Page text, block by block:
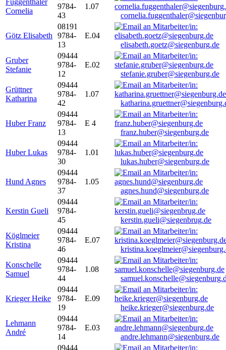
Fuggenthaler
Cornelia
9784-
43
1.07
Götz Elisabeth
08191
9784-
13
E.04
elisabeth.goetz@siegenburg.de
Gruber
Stefanie
09444
9784-
12
E.02
stefanie.gruber@siegenburg.de
Grüttner
Katharina
09444
9784-
42
1.07
Huber Franz
09444
9784-
13
E 4
franz.huber@siegenburg.de
Huber Lukas
09444
9784-
30
1.01
lukas.huber@siegenburg.de
Hund Agnes
09444
9784-
37
1.05
agnes.hund@siegenburg.de
Kerstin Gueli
09444
9784-
45
kerstin.gueli@siegenbrug.de
Köglmeier
Kristina
09444
9784-
46
E.07
Konschelle
Samuel
09444
9784-
44
1.08
Krieger Heike
09444
9784-
19
E.09
heike.krieger@siegenburg.de
Lehmann
André
09444
9784-
14
E.03
andre.lehmann@siegenburg.de
09444